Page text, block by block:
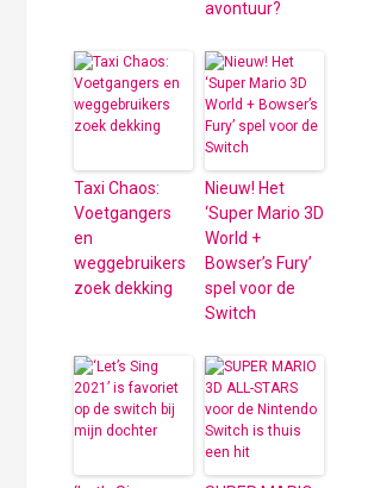
avontuur?
Taxi Chaos:
Voetgangers
en
weggebruikers
zoek dekking
Nieuw! Het
‘Super Mario 3D
World +
Bowser’s Fury’
spel voor de
Switch